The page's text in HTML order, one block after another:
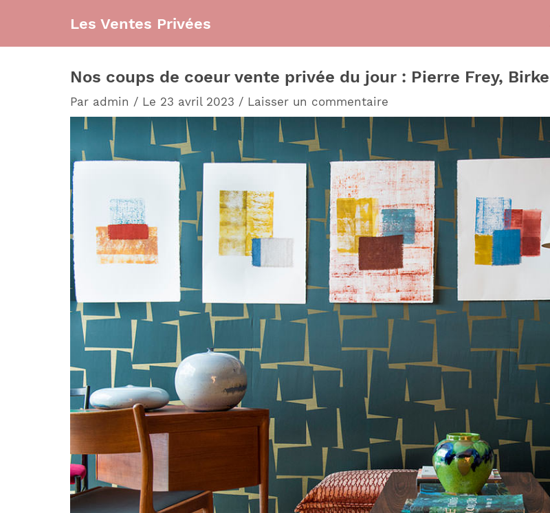
contenu
Les Ventes Privées
Nos coups de coeur vente privée du jour : Pierre Frey,
Par admin / Le 23 avril 2023 / Laisser un commentaire